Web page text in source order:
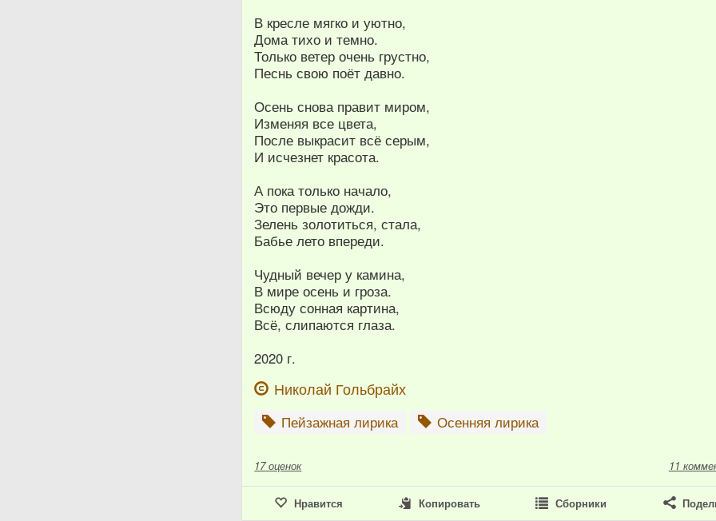
В кресле мягко и уютно,
Дома тихо и темно.
Только ветер очень грустно,
Песнь свою поёт давно.
Осень снова правит миром,
Изменяя все цвета,
После выкрасит всё серым,
И исчезнет красота.
А пока только начало,
Это первые дожди.
Зелень золотиться, стала,
Бабье лето впереди.
Чудный вечер у камина,
В мире осень и гроза.
Всюду сонная картина,
Всё, слипаются глаза.
2020 г.
Николай Гольбрайх
Пейзажная лирика Осенняя лирика
17 оценок 11
Нравится Копировать Сборники